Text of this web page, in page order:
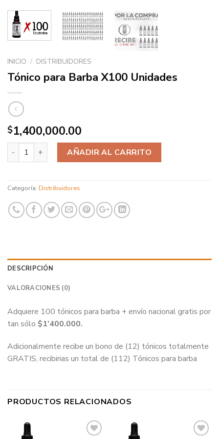
INICIO / DISTRIBUIDORES
Tónico para Barba X100 Unidades
$1,400,000.00
Cantidad AÑADIR AL CARRITO
Categoría: Distribuidores
DESCRIPCIÓN
VALORACIONES (0)
Adquiere 100 tónicos para barba + envío nacional gratis por
tan sólo $1’400.000.
Adicionalmente recibe un bono de (12) tónicos totalmente
GRATIS, recibirias un total de (112) Tónicos para barba
PRODUCTOS RELACIONADOS